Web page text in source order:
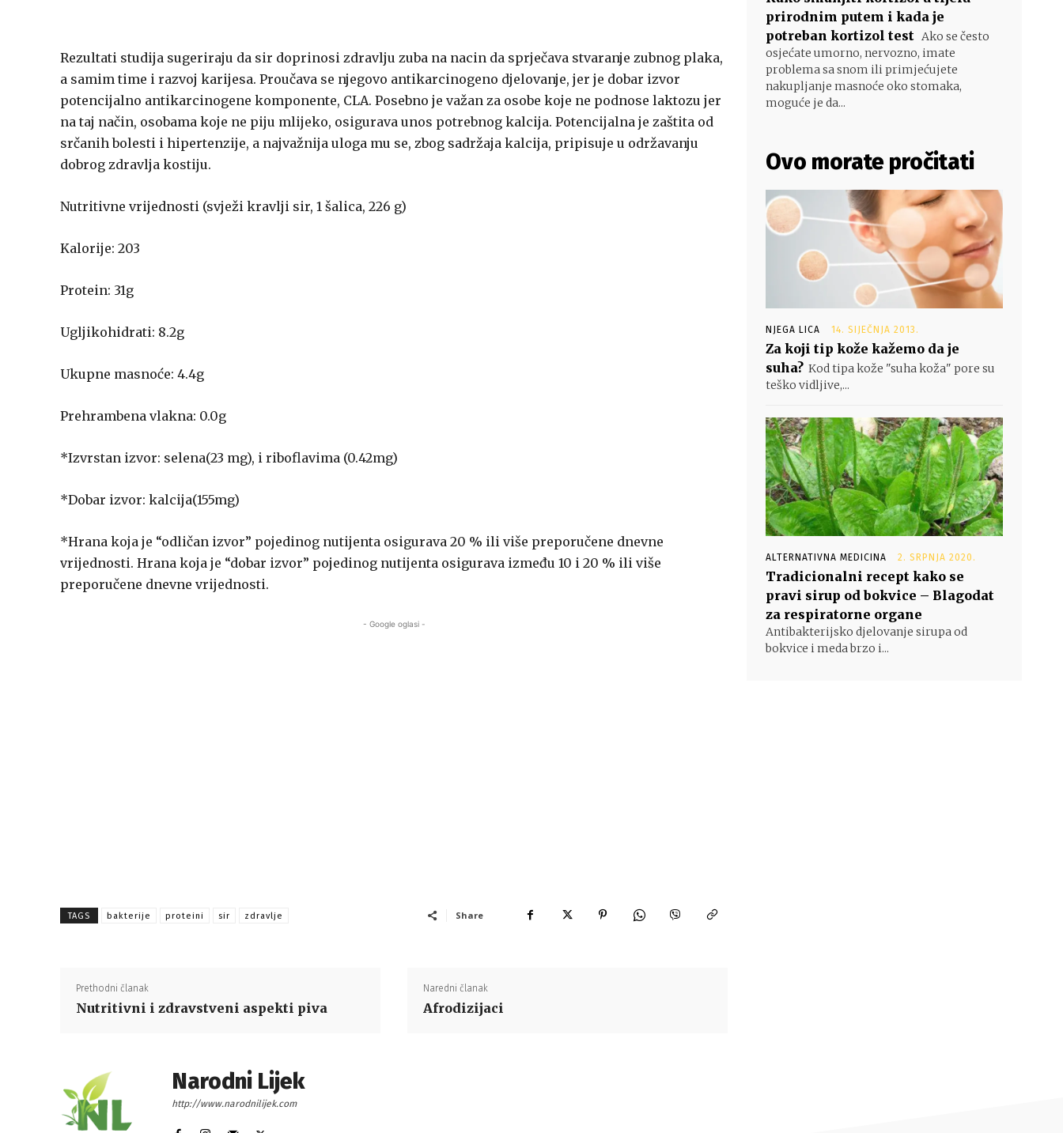
Rezultati studija sugeriraju da sir doprinosi zdravlju zuba na nacin da sprječava stvaranje zubnog plaka,
a samim time i razvoj karijesa. Proučava se njegovo antikarcinogeno djelovanje, jer je dobar izvor
potencijalno antikarcinogene komponente, CLA. Posebno je važan za osobe koje ne podnose laktozu jer
na taj način, osobama koje ne piju mlijeko, osigurava unos potrebnog kalcija. Potencijalna je zaštita od
srčanih bolesti i hipertenzije, a najvažnija uloga mu se, zbog sadržaja kalcija, pripisuje u održavanju
dobrog zdravlja kostiju.
Nutritivne vrijednosti (svježi kravlji sir, 1 šalica, 226 g)
Kalorije: 203
Protein: 31g
Ugljikohidrati: 8.2g
Ukupne masnoće: 4.4g
Prehrambena vlakna: 0.0g
*Izvrstan izvor: selena(23 mg), i riboflavima (0.42mg)
*Dobar izvor: kalcija(155mg)
*Hrana koja je “odličan izvor” pojedinog nutijenta osigurava 20 % ili više preporučene dnevne
vrijednosti. Hrana koja je “dobar izvor” pojedinog nutijenta osigurava između 10 i 20 % ili više
preporučene dnevne vrijednosti.
- Google oglasi -
TAGS bakterije proteini sir zdravlje Share
Prethodni članak
Nutritivni i zdravstveni aspekti piva
Naredni članak
Afrodizijaci
Narodni Lijek
http://www.narodnilijek.com
prirodnim putem i kada je
potreban kortizol test Ako se često
osjećate umorno, nervozno, imate
problema sa snom ili primjećujete
nakupljanje masnoće oko stomaka,
moguće je da...
Ovo morate pročitati
NJEGA LICA 14. SIJEČNJA 2013.
Za koji tip kože kažemo da je
suha? Kod tipa kože "suha koža" pore su
teško vidljive,...
ALTERNATIVNA MEDICINA 2. SRPNJA 2020.
Tradicionalni recept kako se
pravi sirup od bokvice – Blagodat
za respiratorne organe
Antibakterijsko djelovanje sirupa od
bokvice i meda brzo i...